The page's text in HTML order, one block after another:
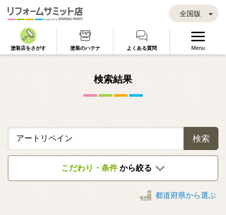
全国版
塗装店をさがす 塗装のハテナ よくある質問 Menu
検索結果
検索
こだわり・条件 から絞る
都道府県から選ぶ